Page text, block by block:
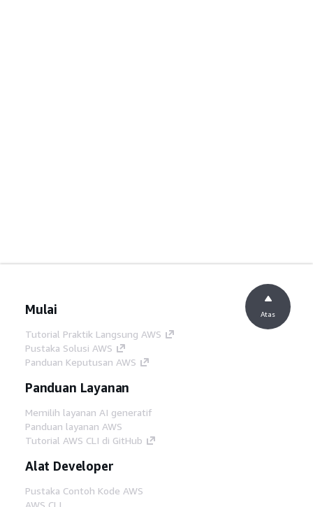
Mulai
Tutorial Praktik Langsung AWS
Pustaka Solusi AWS
Panduan Keputusan AWS
Panduan Layanan
Memilih layanan AI generatif
Panduan layanan AWS
Tutorial AWS CLI di GitHub
Alat Developer
Pustaka Contoh Kode AWS
AWS CLI
Atas